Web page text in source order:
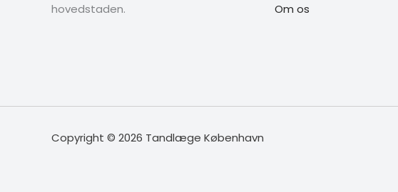
hovedstaden.
Om os
Copyright © 2026 Tandlæge København